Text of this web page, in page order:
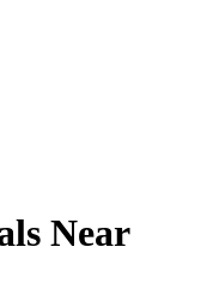
Near